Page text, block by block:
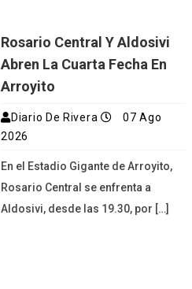
Rosario Central Y Aldosivi
Abren La Cuarta Fecha En
Arroyito
Diario De Rivera
07 Ago
2026
En el Estadio Gigante de Arroyito,
Rosario Central se enfrenta a
Aldosivi, desde las 19.30, por […]